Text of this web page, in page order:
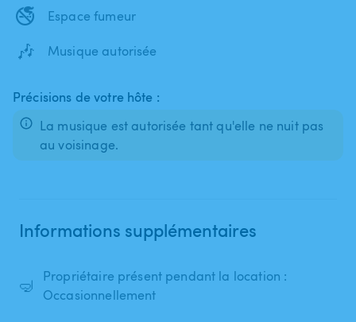
🚭 Espace fumeur
🎶 Musique autorisée
Précisions de votre hôte :
La musique est autorisée tant qu'elle ne nuit pas
au voisinage.
Informations supplémentaires
🤿
Propriétaire présent pendant la location :
Occasionnellement